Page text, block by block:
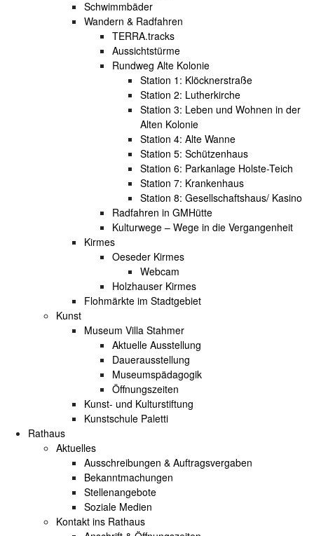
Schwimmbäder
Wandern & Radfahren
TERRA.tracks
Aussichtstürme
Rundweg Alte Kolonie
Station 1: Klöcknerstraße
Station 2: Lutherkirche
Station 3: Leben und Wohnen in der
Alten Kolonie
Station 4: Alte Wanne
Station 5: Schützenhaus
Station 6: Parkanlage Holste-Teich
Station 7: Krankenhaus
Station 8: Gesellschaftshaus/ Kasino
Radfahren in GMHütte
Kulturwege – Wege in die Vergangenheit
Kirmes
Oeseder Kirmes
Webcam
Holzhauser Kirmes
Flohmärkte im Stadtgebiet
Kunst
Museum Villa Stahmer
Aktuelle Ausstellung
Dauerausstellung
Museumspädagogik
Öffnungszeiten
Kunst- und Kulturstiftung
Kunstschule Paletti
Rathaus
Aktuelles
Ausschreibungen & Auftragsvergaben
Bekanntmachungen
Stellenangebote
Soziale Medien
Kontakt ins Rathaus